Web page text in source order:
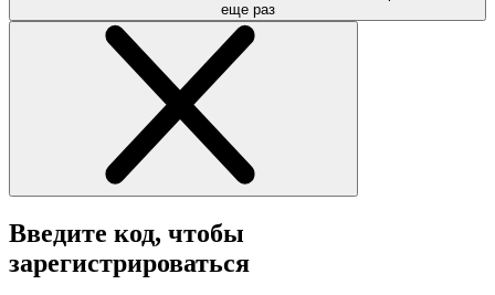
еще раз
Введите код, чтобы
зарегистрироваться